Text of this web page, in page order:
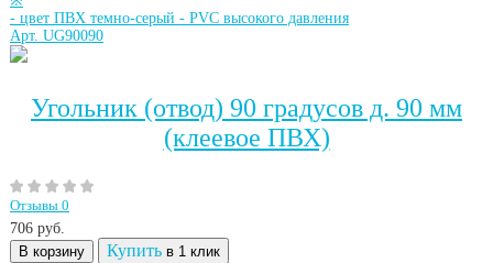
- цвет ПВХ темно-серый - PVC высокого давления
Арт. UG90090
Угольник (отвод) 90 градусов д. 90 мм
(клеевое ПВХ)
Отзывы 0
706 руб.
В корзину
Купить в 1 клик